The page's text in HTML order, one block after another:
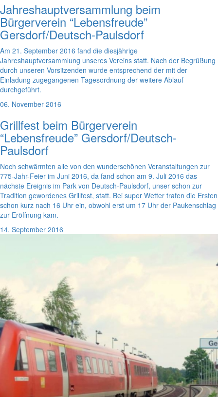
Jahreshauptversammlung beim
Bürgerverein “Lebensfreude”
Gersdorf/Deutsch-Paulsdorf
Am 21. September 2016 fand die diesjährige
Jahreshauptversammlung unseres Vereins statt. Nach der Begrüßung
durch unseren Vorsitzenden wurde entsprechend der mit der
Einladung zugegangenen Tagesordnung der weitere Ablauf
durchgeführt.
06. November 2016
Grillfest beim Bürgerverein
“Lebensfreude” Gersdorf/Deutsch-
Paulsdorf
Noch schwärmten alle von den wunderschönen Veranstaltungen zur
775-Jahr-Feier im Juni 2016, da fand schon am 9. Juli 2016 das
nächste Ereignis im Park von Deutsch-Paulsdorf, unser schon zur
Tradition gewordenes Grillfest, statt. Bei super Wetter trafen die Ersten
schon kurz nach 16 Uhr ein, obwohl erst um 17 Uhr der Paukenschlag
zur Eröffnung kam.
14. September 2016